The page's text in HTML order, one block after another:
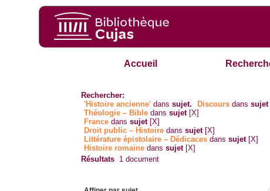
Accueil
Rechercher:
'Histoire ancienne' danssujet. Discours danssujet
Théologie – Bible danssujet [X]
France danssujet [X]
Droit public – Histoire danssujet [X]
Littérature épistolaire – Dédicaces danssujet [X]
Histoire romaine danssujet [X]
Résultats 1 document